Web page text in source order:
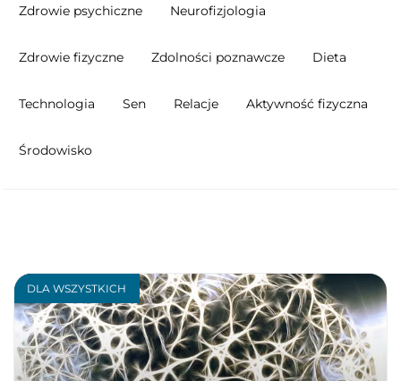
Zdrowie psychiczne Neurofizjologia
Zdrowie fizyczne Zdolności poznawcze Dieta
Technologia Sen Relacje Aktywność fizyczna
Środowisko
DLA WSZYSTKICH